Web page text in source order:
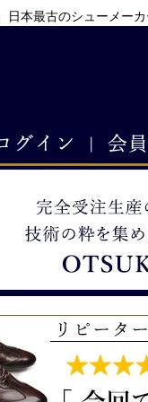
本最古のシューメー